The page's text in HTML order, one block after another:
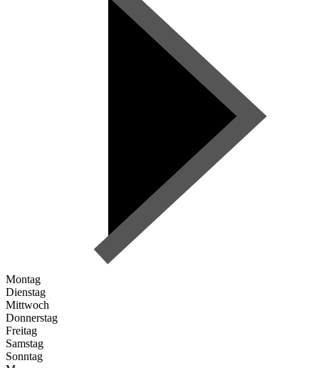
Montag
Dienstag
Mittwoch
Donnerstag
Freitag
Samstag
Sonntag